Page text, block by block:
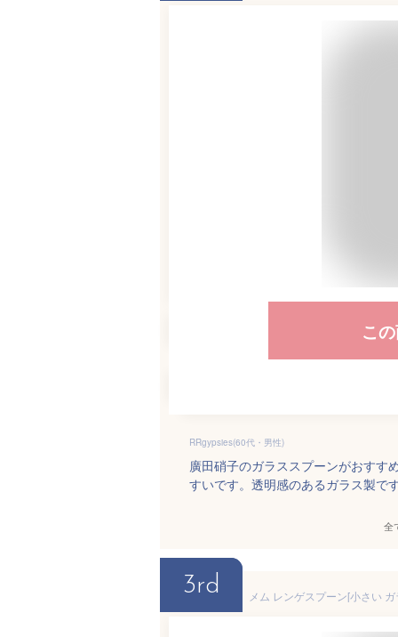
こ
RRgypsies(60代・男性)
廣田硝子のガラススプーンがおすす
すいです。透明感のあるガラス製で
全
3rd